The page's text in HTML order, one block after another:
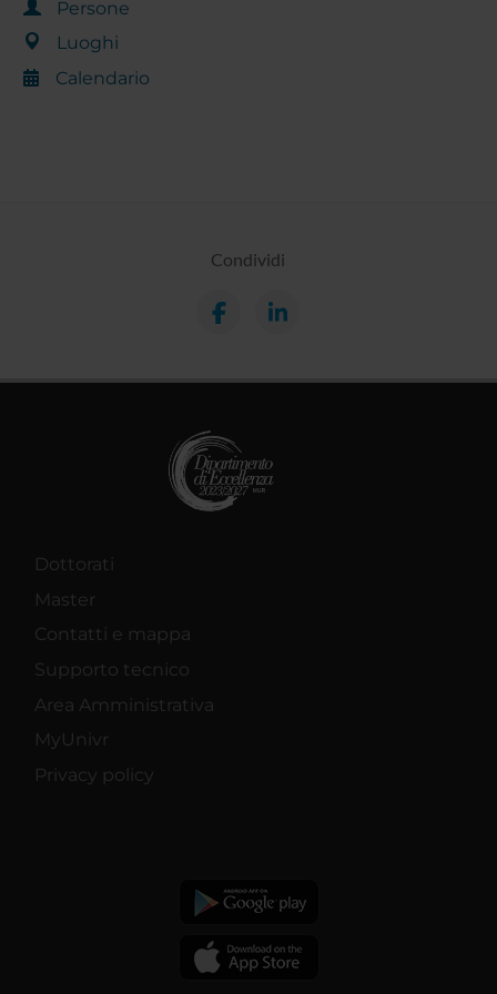
Persone
Luoghi
Calendario
Condividi
Dottorati
Master
Contatti e mappa
Supporto tecnico
Area Amministrativa
MyUnivr
Privacy policy